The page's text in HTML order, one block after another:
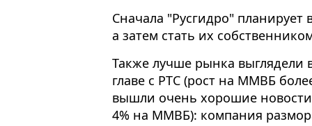
Сначала "Русгидро" планирует
а затем стать их
Также лучше рынка выглядели
главе с РТС (рост на ММВБ
вышли очень хорошие новости
4% на ММВБ): компания